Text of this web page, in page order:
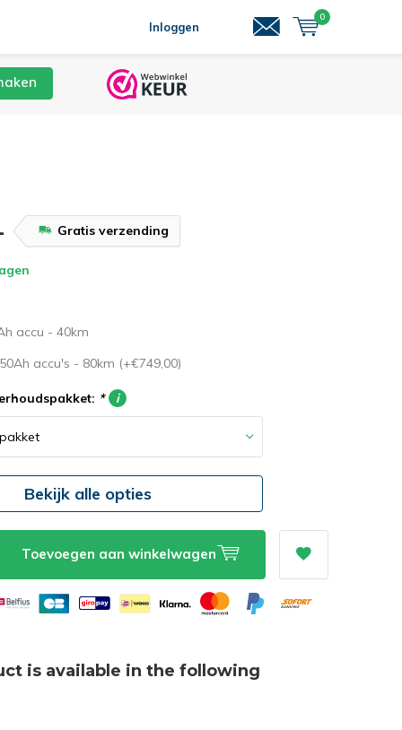
Inloggen
0
Gratis verzending
accu - 40km
accu's - 80km (+€749,00)
* i
Bekijk alle opties
Toevoegen aan winkelwagen
is available in the following